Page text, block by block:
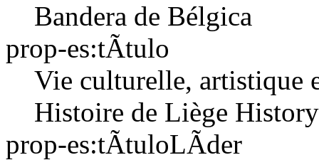
Bandera de Bélgica
prop-es:tÃ­tulo
Vie culturelle, artistique
Histoire de Liège
prop-es:tÃ­tuloLÃ­der